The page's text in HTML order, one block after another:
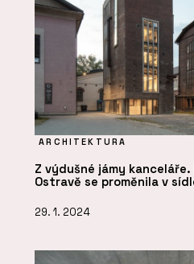
ARCHITEKTURA
Z výdušné jámy
Ostravě se proměnila v
29. 1. 2024